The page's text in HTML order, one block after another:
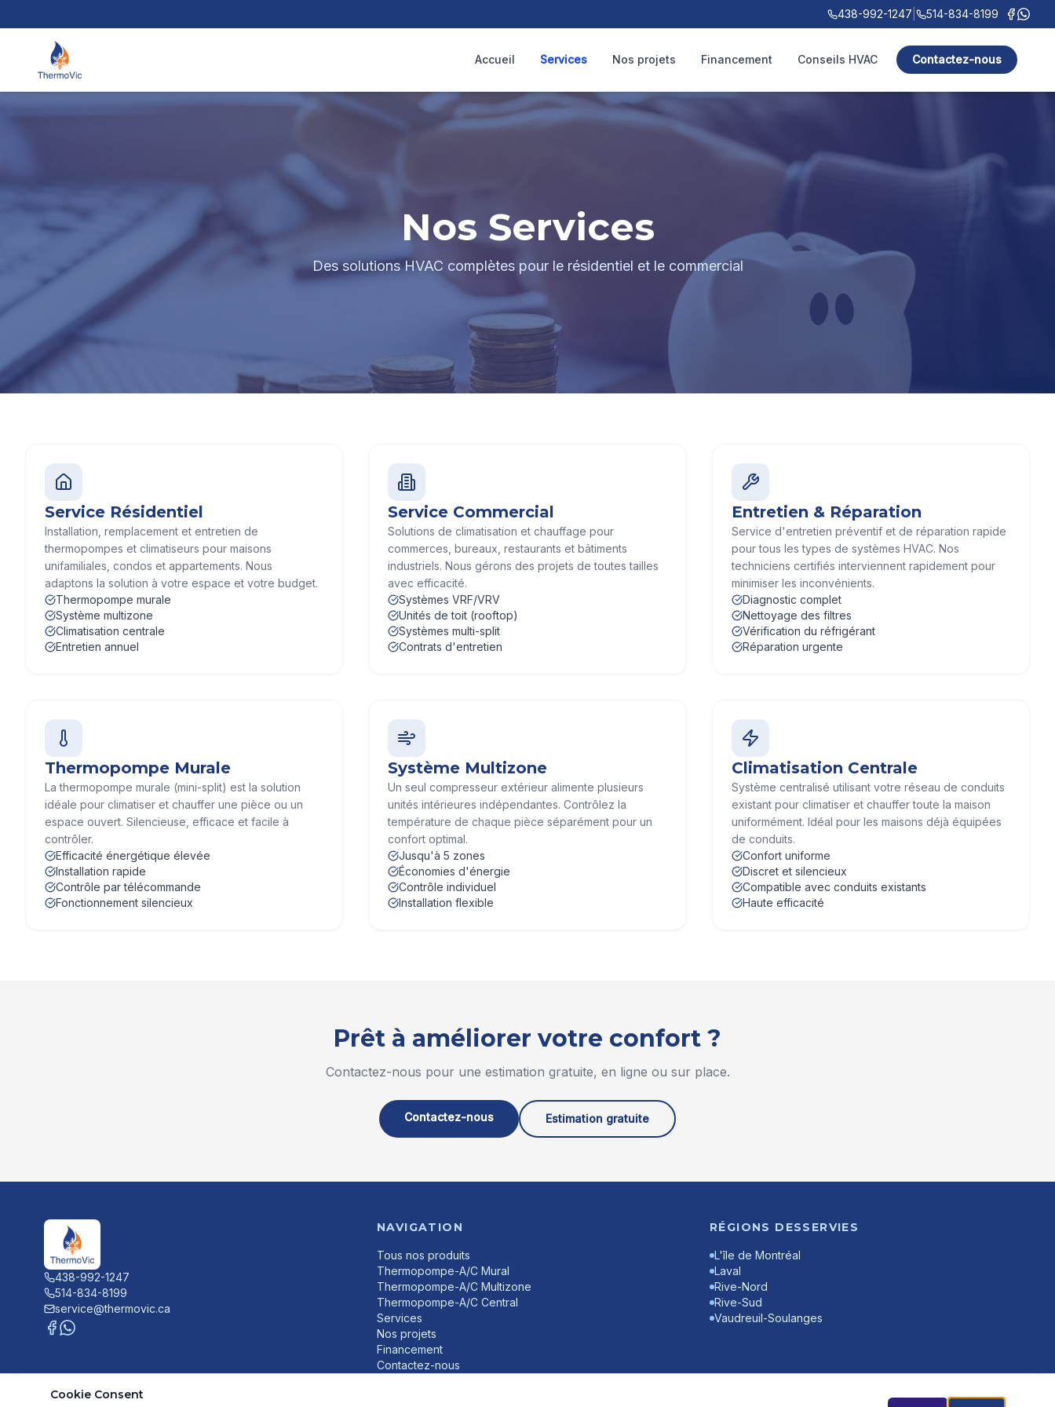
438-992-1247 514-834-8199
Accueil Services Nos projets Financement Conseils HVAC Contactez-nous
Nos Services
Des solutions HVAC complètes pour le résidentiel et le commercial
Service Résidentiel
Installation, remplacement et entretien de
thermopompes et climatiseurs pour maisons
unifamiliales, condos et appartements. Nous
adaptons la solution à votre espace et votre budget.
Thermopompe murale
Système multizone
Climatisation centrale
Entretien annuel
Service Commercial
Solutions de climatisation et chauffage pour
commerces, bureaux, restaurants et bâtiments
industriels. Nous gérons des projets de toutes tailles
avec efficacité.
Systèmes VRF/VRV
Unités de toit (rooftop)
Systèmes multi-split
Contrats d'entretien
Entretien & Réparation
Service d'entretien préventif et de réparation rapide
pour tous les types de systèmes HVAC. Nos
techniciens certifiés interviennent rapidement pour
minimiser les inconvénients.
Diagnostic complet
Nettoyage des filtres
Vérification du réfrigérant
Réparation urgente
Thermopompe Murale
La thermopompe murale (mini-split) est la solution
idéale pour climatiser et chauffer une pièce ou un
espace ouvert. Silencieuse, efficace et facile à
contrôler.
Efficacité énergétique élevée
Installation rapide
Contrôle par télécommande
Fonctionnement silencieux
Système Multizone
Un seul compresseur extérieur alimente plusieurs
unités intérieures indépendantes. Contrôlez la
température de chaque pièce séparément pour un
confort optimal.
Jusqu'à 5 zones
Économies d'énergie
Contrôle individuel
Installation flexible
Climatisation Centrale
Système centralisé utilisant votre réseau de conduits
existant pour climatiser et chauffer toute la maison
uniformément. Idéal pour les maisons déjà équipées
de conduits.
Confort uniforme
Discret et silencieux
Compatible avec conduits existants
Haute efficacité
Prêt à améliorer votre confort ?
Contactez-nous pour une estimation gratuite, en ligne ou sur place.
Contactez-nous Estimation gratuite
438-992-1247
514-834-8199
service@thermovic.ca
NAVIGATION
Tous nos produits
Thermopompe-A/C Mural
Thermopompe-A/C Multizone
Thermopompe-A/C Central
Services
Nos projets
Financement
Contactez-nous
RÉGIONS DESSERVIES
L'île de Montréal
Laval
Rive-Nord
Rive-Sud
Vaudreuil-Soulanges
Cookie Consent